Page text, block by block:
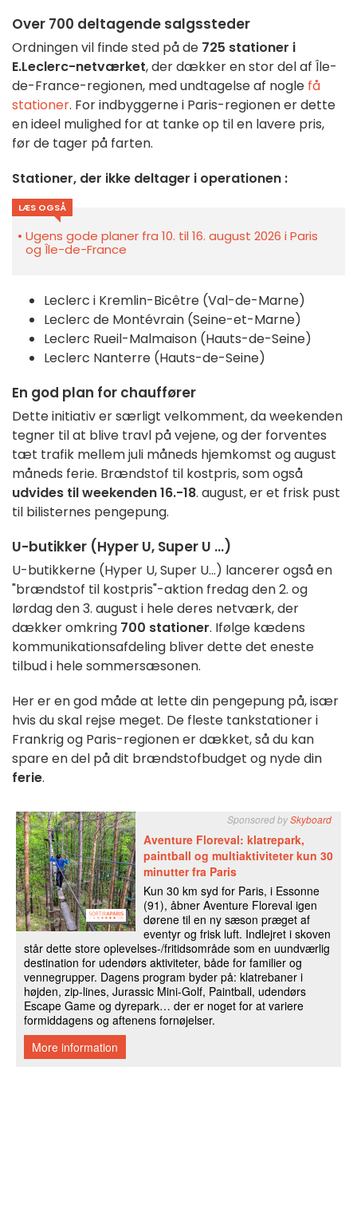
Over 700 deltagende salgssteder
Ordningen vil finde sted på de 725 stationer i
E.Leclerc-netværket, der dækker en stor del af Île-
de-France-regionen, med undtagelse af nogle få
stationer. For indbyggerne i Paris-regionen er dette
en ideel mulighed for at tanke op til en lavere pris,
før de tager på farten.
Stationer, der ikke deltager i operationen :
LÆS OGSÅ
Ugens gode planer fra 10. til 16. august 2026 i Paris
og Île-de-France
Leclerc i Kremlin-Bicêtre (Val-de-Marne)
Leclerc de Montévrain (Seine-et-Marne)
Leclerc Rueil-Malmaison (Hauts-de-Seine)
Leclerc Nanterre (Hauts-de-Seine)
En god plan for chauffører
Dette initiativ er særligt velkomment, da weekenden
tegner til at blive travl på vejene, og der forventes
tæt trafik mellem juli måneds hjemkomst og august
måneds ferie. Brændstof til kostpris, som også
udvides til weekenden 16.-18. august, er et frisk pust
til bilisternes pengepung.
U-butikker (Hyper U, Super U ...)
U-butikkerne (Hyper U, Super U...) lancerer også en
"brændstof til kostpris"-aktion fredag den 2. og
lørdag den 3. august i hele deres netværk, der
dækker omkring 700 stationer. Ifølge kædens
kommunikationsafdeling bliver dette det eneste
tilbud i hele sommersæsonen.
Her er en god måde at lette din pengepung på, især
hvis du skal rejse meget. De fleste tankstationer i
Frankrig og Paris-regionen er dækket, så du kan
spare en del på dit brændstofbudget og nyde din
ferie.